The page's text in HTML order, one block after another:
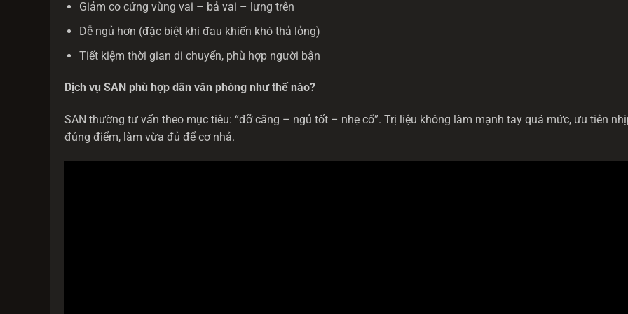
Giảm co cứng vùng vai – bả vai – lưng trên
Dễ ngủ hơn (đặc biệt khi đau khiến khó thả lỏng)
Tiết kiệm thời gian di chuyển, phù hợp người bận
Dịch vụ SAN phù hợp dân văn phòng như thế nào?
SAN thường tư vấn theo mục tiêu: “đỡ căng – ngủ tốt – nhẹ cổ”. Trị liệu không làm mạnh tay quá mức, ưu tiên
đúng điểm, làm vừa đủ để cơ nhả.